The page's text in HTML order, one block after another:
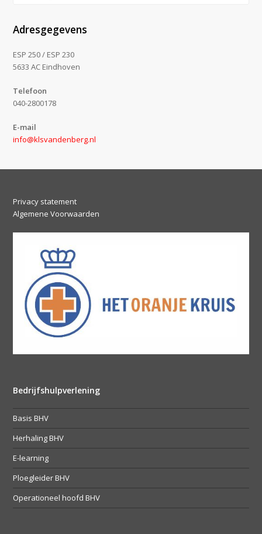
Adresgegevens
ESP 250 / ESP 230
5633 AC Eindhoven
Telefoon
040-2800178
E-mail
info@klsvandenberg.nl
Privacy statement
Algemene Voorwaarden
Bedrijfshulpverlening
Basis BHV
Herhaling BHV
E-learning
Ploegleider BHV
Operationeel hoofd BHV